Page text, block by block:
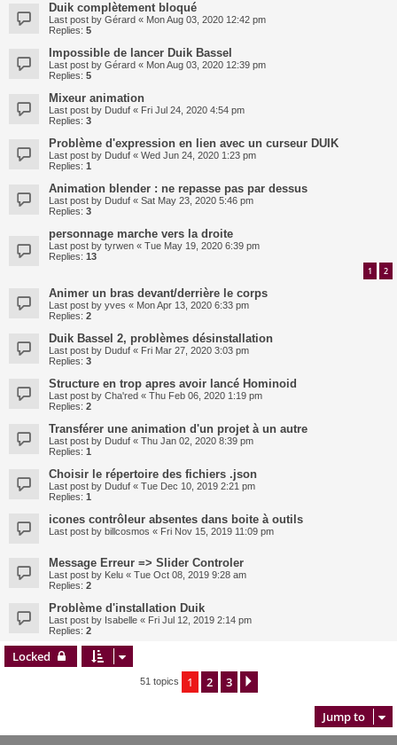
Duik complètement bloqué
Last post by Gérard « Mon Aug 03, 2020 12:42 pm
Replies: 5
Impossible de lancer Duik Bassel
Last post by Gérard « Mon Aug 03, 2020 12:39 pm
Replies: 5
Mixeur animation
Last post by Duduf « Fri Jul 24, 2020 4:54 pm
Replies: 3
Problème d'expression en lien avec un curseur DUIK
Last post by Duduf « Wed Jun 24, 2020 1:23 pm
Replies: 1
Animation blender : ne repasse pas par dessus
Last post by Duduf « Sat May 23, 2020 5:46 pm
Replies: 3
personnage marche vers la droite
Last post by tyrwen « Tue May 19, 2020 6:39 pm
Replies: 13
1 2
Animer un bras devant/derrière le corps
Last post by yves « Mon Apr 13, 2020 6:33 pm
Replies: 2
Duik Bassel 2, problèmes désinstallation
Last post by Duduf « Fri Mar 27, 2020 3:03 pm
Replies: 3
Structure en trop apres avoir lancé Hominoid
Last post by Cha'red « Thu Feb 06, 2020 1:19 pm
Replies: 2
Transférer une animation d'un projet à un autre
Last post by Duduf « Thu Jan 02, 2020 8:39 pm
Replies: 1
Choisir le répertoire des fichiers .json
Last post by Duduf « Tue Dec 10, 2019 2:21 pm
Replies: 1
icones contrôleur absentes dans boite à outils
Last post by billcosmos « Fri Nov 15, 2019 11:09 pm
Message Erreur => Slider Controler
Last post by Kelu « Tue Oct 08, 2019 9:28 am
Replies: 2
Problème d'installation Duik
Last post by Isabelle « Fri Jul 12, 2019 2:14 pm
Replies: 2
Locked
51 topics 1 2 3
Jump to